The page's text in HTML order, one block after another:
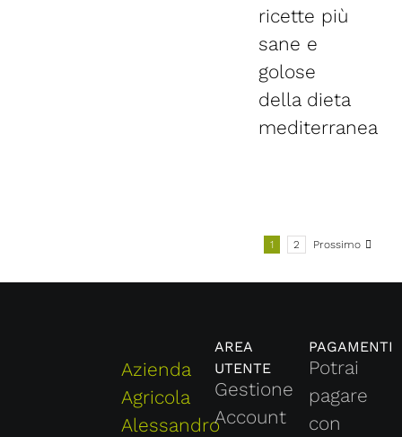
ricette più
sane e
golose
della dieta
mediterranea
1 2 Prossimo
Azienda
Agricola
Alessandro
AREA
UTENTE
Gestione
Account
PAGAMENTI
Potrai
pagare
con